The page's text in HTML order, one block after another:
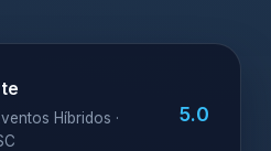
Híbridos ·
5.0